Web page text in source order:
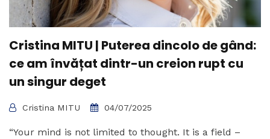
Cristina MITU | Puterea dincolo de gând:
ce am învățat dintr-un creion rupt cu
un singur deget
Cristina MITU 04/07/2025
“Your mind is not limited to thought. It is a field –